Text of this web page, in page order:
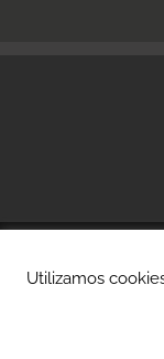
Utilizamos